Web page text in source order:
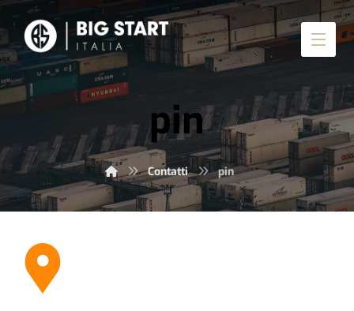
pin
Contatti pin